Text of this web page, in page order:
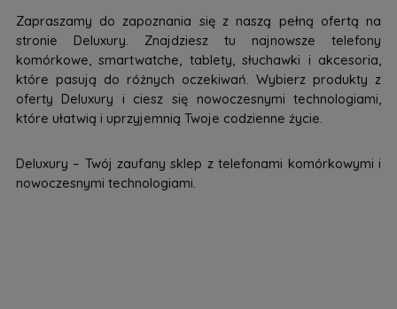
Zapraszamy do zapoznania się z naszą pełną ofertą na
stronie Deluxury. Znajdziesz tu najnowsze telefony
komórkowe, smartwatche, tablety, słuchawki i akcesoria,
które pasują do różnych oczekiwań. Wybierz produkty z
oferty Deluxury i ciesz się nowoczesnymi technologiami,
które ułatwią i uprzyjemnią Twoje codzienne życie.
Deluxury – Twój zaufany sklep z telefonami komórkowymi i
nowoczesnymi technologiami.